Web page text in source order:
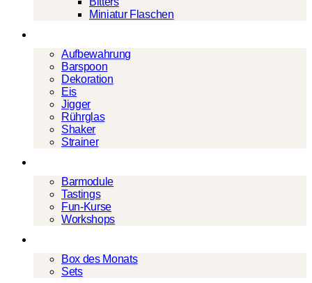
Miniatur Flaschen
Aufbewahrung
Barspoon
Dekoration
Eis
Jigger
Rührglas
Shaker
Strainer
Barmodule
Tastings
Fun-Kurse
Workshops
Box des Monats
Sets